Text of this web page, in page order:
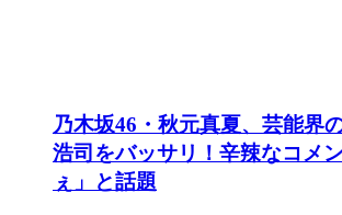
乃木坂46・秋元真夏、芸能界
浩司をバッサリ！辛辣なコメ
ぇ」と話題